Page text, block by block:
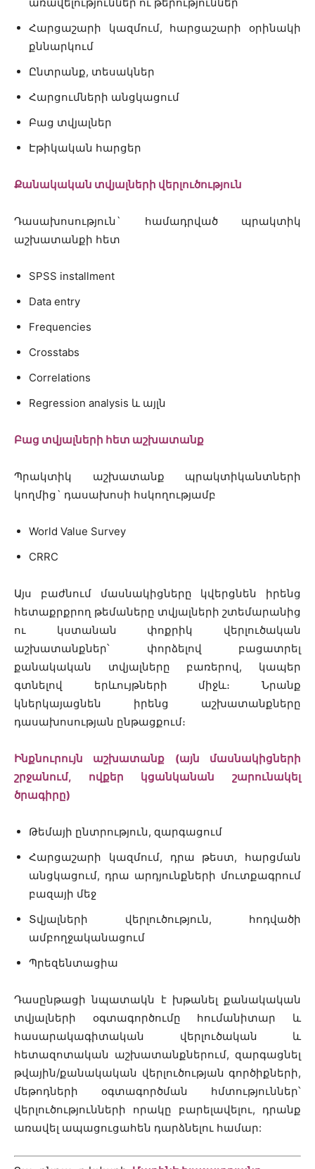
Հարցաշարի կազմում, հարցաշարի օրինակի
քննարկում
Ընտրանք, տեսակներ
Հարցումների անցկացում
Բաց տվյալներ
Էթիկական հարցեր
Քանակական տվյալների վերլուծություն
Դասախոսություն` համադրված պրակտիկ
աշխատանքի հետ
SPSS installment
Data entry
Frequencies
Crosstabs
Correlations
Regression analysis և այլն
Բաց տվյալների հետ աշխատանք
Պրակտիկ աշխատանք պրակտիկանտների
կողմից` դասախոսի հսկողությամբ
World Value Survey
CRRC
Այս բաժնում մասնակիցները կվերցնեն իրենց
հետաքրքրող թեմաները տվյալների շտեմարանից
ու կստանան փոքրիկ վերլուծական
աշխատանքներ՝ փորձելով բացատրել
քանակական տվյալները բառերով, կապեր
գտնելով երևույթների միջև։ Նրանք
կներկայացնեն իրենց աշխատանքները
դասախոսության ընթացքում։
Ինքնուրույն աշխատանք (այն մասնակիցների
շրջանում, ովքեր կցանկանան շարունակել
ծրագիրը)
Թեմայի ընտրություն, զարգացում
Հարցաշարի կազմում, դրա թեստ, հարցման
անցկացում, դրա արդյունքների մուտքագրում
բազայի մեջ
Տվյալների վերլուծություն, հոդվածի
ամբողջականացում
Պրեզենտացիա
Դասընթացի նպատակն է խթանել քանակական
տվյալների օգտագործումը հումանիտար և
հասարակագիտական վերլուծական և
հետազոտական աշխատանքներում, զարգացնել
թվային/քանակական վերլուծության գործիքների,
մեթոդների օգտագործման հմտություններ՝
վերլուծությունների որակը բարելավելու, դրանք
առավել ապացուցահեն դարձնելու համար: